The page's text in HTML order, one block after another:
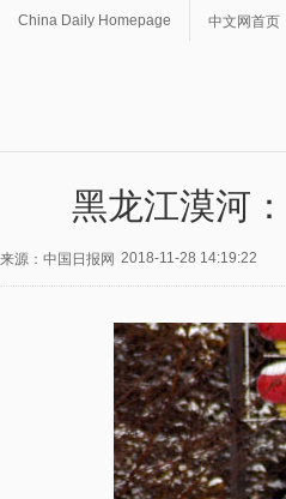
China Daily Homepage 中文网首页
黑龙江漠河
来源：中国日报网 2018-11-28 14:19:22